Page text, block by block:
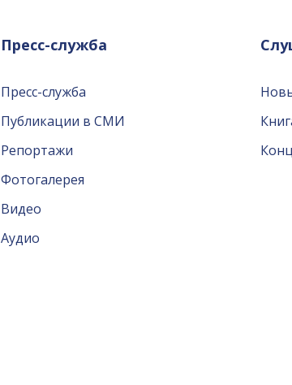
Пресс-служба
Пресс-служба
Публикации в СМИ
Репортажи
Фотогалерея
Видео
Аудио